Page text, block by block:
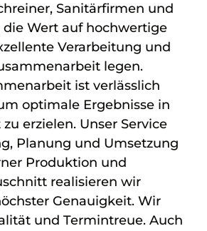
Sanitärfirmen und
Wert auf hochwertige
Verarbeitung und
legen.
ist verlässlich
optimale Ergebnisse in
erzielen. Unser Service
Planung und Umsetzung
Produktion und
realisieren wir
Genauigkeit. Wir
und Termintreue. Auch